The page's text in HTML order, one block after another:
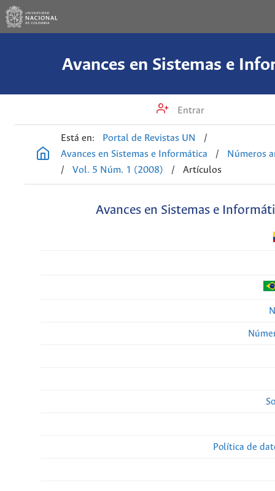
Avances en Sistemas e
Entrar
Está en: Portal de Revistas UN
/
Avances en Sistemas e Informática
/
Números
/
Vol. 5 Núm. 1 (2008) / Artículos
Avances en Sistemas e
Política de